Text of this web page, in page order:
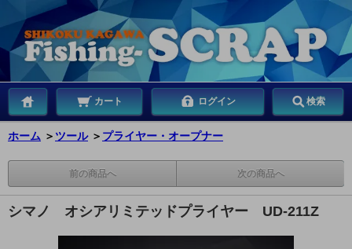
カート ログイン 検索
ホーム ＞ ツール ＞ プライヤー・オープナー
前の商品へ 次の商品へ
シマノ オシアリミテッドプライヤー UD-211Z